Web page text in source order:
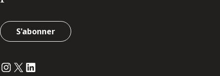
S'abonner
Instagram
Twitter
LinkedIn